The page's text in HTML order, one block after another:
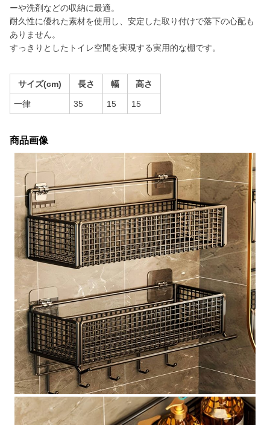
ーや洗剤などの収納に最適。
耐久性に優れた素材を使用し、安定した取り付けで落下の心配も
ありません。
すっきりとしたトイレ空間を実現する実用的な棚です。
サイズ(cm) 長さ 幅 高さ
一律 35 15 15
商品画像